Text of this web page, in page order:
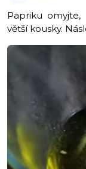
Papriku
větší kousky.